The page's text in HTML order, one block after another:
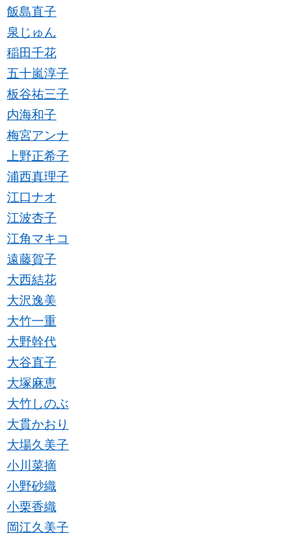
飯島直子
泉じゅん
稲田千花
五十嵐淳子
板谷祐三子
内海和子
梅宮アンナ
上野正希子
浦西真理子
江口ナオ
江波杏子
江角マキコ
遠藤賀子
大西結花
大沢逸美
大竹一重
大野幹代
大谷直子
大塚麻恵
大竹しのぶ
大貫かおり
大場久美子
小川菜摘
小野砂織
小栗香織
岡江久美子